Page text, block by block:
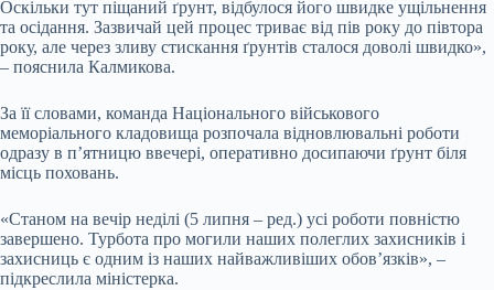
Оскільки тут піщаний ґрунт, відбулося його швидке ущільнення
та осідання. Зазвичай цей процес триває від пів року до півтора
року, але через зливу стискання ґрунтів сталося доволі швидко»,
– пояснила Калмикова.
За її словами, команда Національного військового
меморіального кладовища розпочала відновлювальні роботи
одразу в п’ятницю ввечері, оперативно досипаючи ґрунт біля
місць поховань.
«Станом на вечір неділі (5 липня – ред.) усі роботи повністю
завершено. Турбота про могили наших полеглих захисників і
захисниць є одним із наших найважливіших обов’язків», –
підкреслила міністерка.